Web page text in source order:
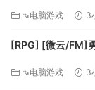
⇘电脑游戏 3
[RPG] [微云/FM]勇者大人想要通过甜蜜H让她怀上孩子 -女神与淫
⇘电脑游戏 3